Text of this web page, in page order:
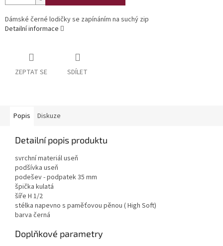
Dámské černé lodičky se zapínáním na suchý zip
Detailní informace
ZEPTAT SE SDÍLET
Popis Diskuze
Detailní popis produktu
svrchní materiál useň
podšívka useň
podešev - podpatek 35 mm
špička kulatá
šíře H 1/2
stélka napevno s paměťovou pěnou ( High Soft)
barva černá
Doplňkové parametry